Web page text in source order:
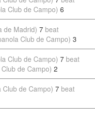
Club de Campo) 6
de Madrid) 7 beat
Club de Campo) 3
Club de Campo) 7 beat
de Campo) 2
Club de Campo) 7 beat